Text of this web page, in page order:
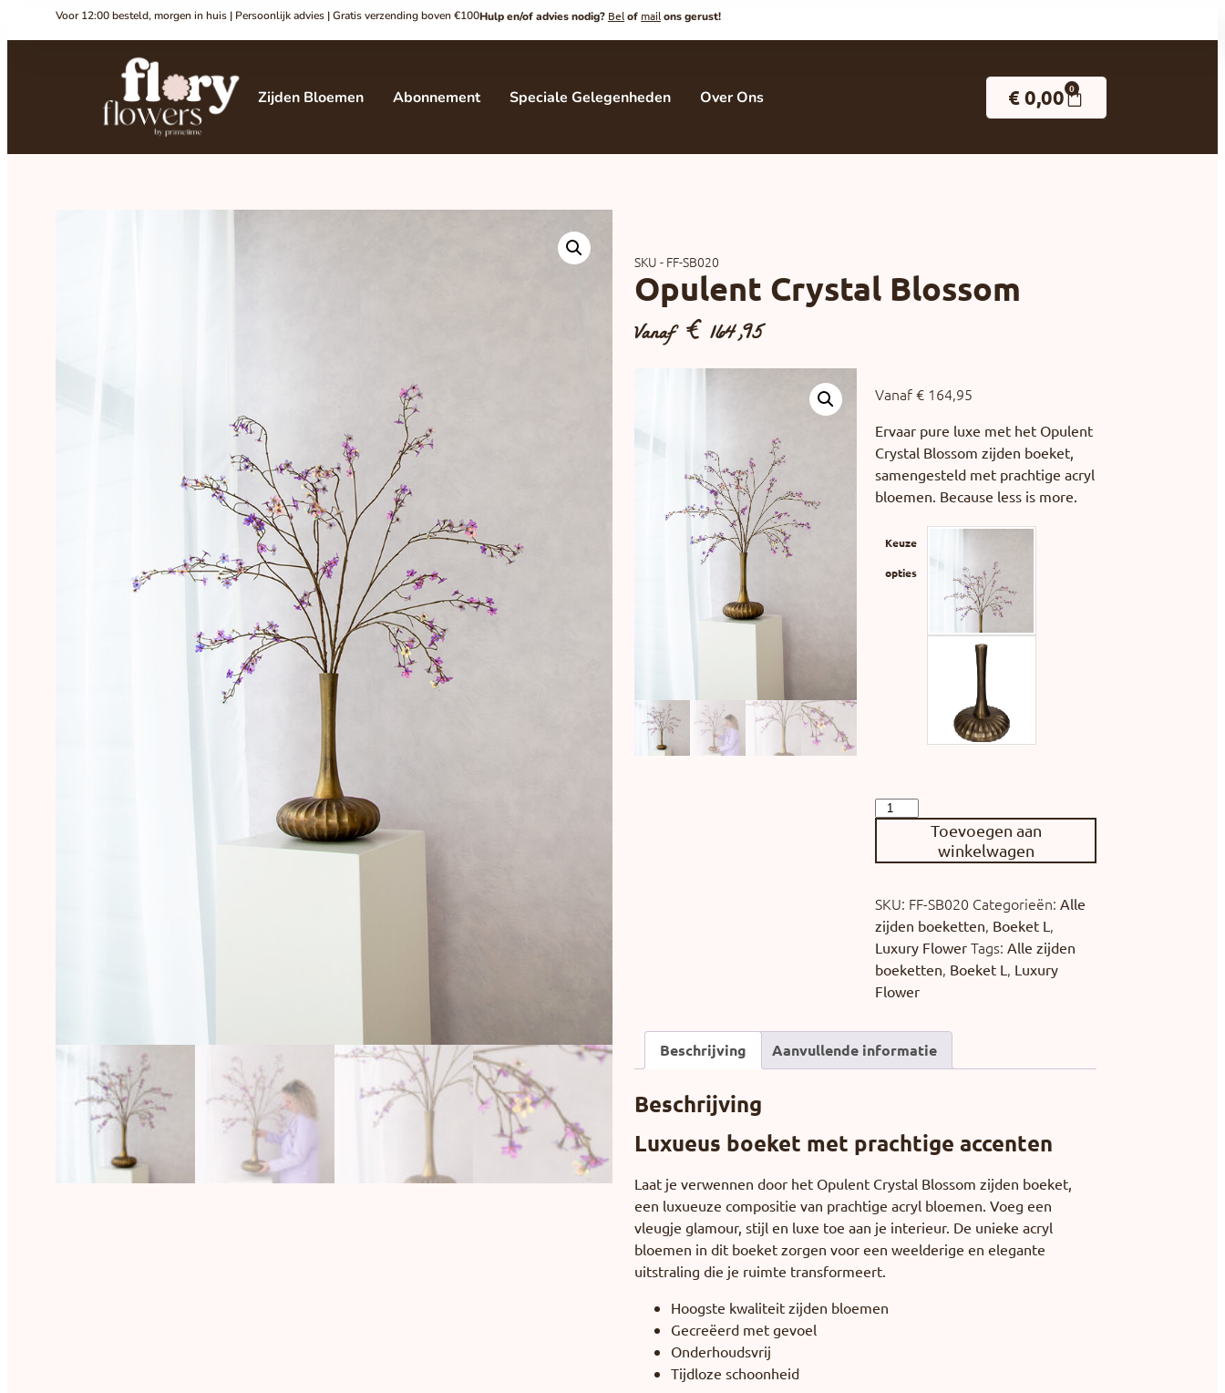
Voor 12:00 besteld, morgen in huis | Persoonlijk advies | Gratis verzending boven €100Hulp en/of advies nodig? Belof mailons gerust!
Zijden Bloemen Abonnement Speciale Gelegenheden Over Ons €0,00 0
SKU - FF-SB020
Opulent Crystal Blossom
Vanaf €164,95
Vanaf€ 164,95
Ervaar pure luxe met het Opulent
Crystal Blossom zijden boeket,
samengesteld met prachtige acryl
bloemen. Because less is more.
Keuze
opties
Toevoegen aan
winkelwagen
SKU: FF-SB020 Categorieën:Alle
zijden boeketten, Boeket L ,
Luxury Flower Tags:Alle zijden
boeketten, Boeket L , Luxury
Flower
Beschrijving Aanvullende informatie
Beschrijving
Luxueus boeket met prachtige accenten
Laat je verwennen door het Opulent Crystal Blossom zijden boeket,
een luxueuze compositie van prachtige acryl bloemen. Voeg een
vleugje glamour, stijl en luxe toe aan je interieur. De unieke acryl
bloemen in dit boeket zorgen voor een weelderige en elegante
uitstraling die je ruimte transformeert.
Hoogste kwaliteit zijden bloemen
Gecreëerd met gevoel
Onderhoudsvrij
Tijdloze schoonheid